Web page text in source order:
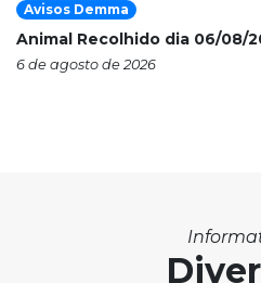
Avisos Demma
Animal Recolhido dia 06/08/
6 de agosto de 2026